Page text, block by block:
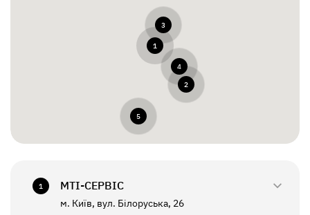
1
2
3
4
5
1 МТI-СЕРВІС
м. Київ, вул. Білоруська, 26